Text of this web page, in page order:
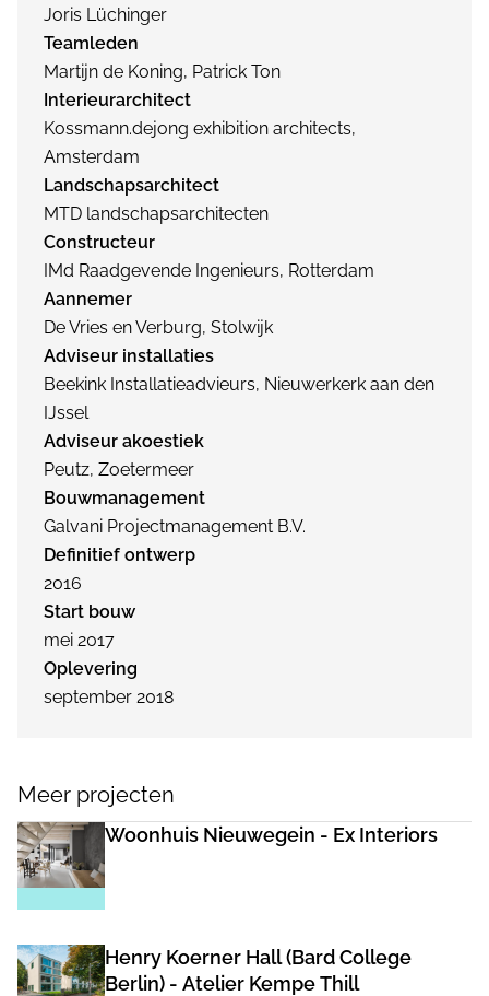
Joris Lüchinger
Teamleden
Martijn de Koning, Patrick Ton
Interieurarchitect
Kossmann.dejong exhibition architects,
Amsterdam
Landschapsarchitect
MTD landschapsarchitecten
Constructeur
IMd Raadgevende Ingenieurs, Rotterdam
Aannemer
De Vries en Verburg, Stolwijk
Adviseur installaties
Beekink Installatieadvieurs, Nieuwerkerk aan den
IJssel
Adviseur akoestiek
Peutz, Zoetermeer
Bouwmanagement
Galvani Projectmanagement B.V.
Definitief ontwerp
2016
Start bouw
mei 2017
Oplevering
september 2018
Meer projecten
Woonhuis Nieuwegein - Ex Interiors
Henry Koerner Hall (Bard College
Berlin) - Atelier Kempe Thill